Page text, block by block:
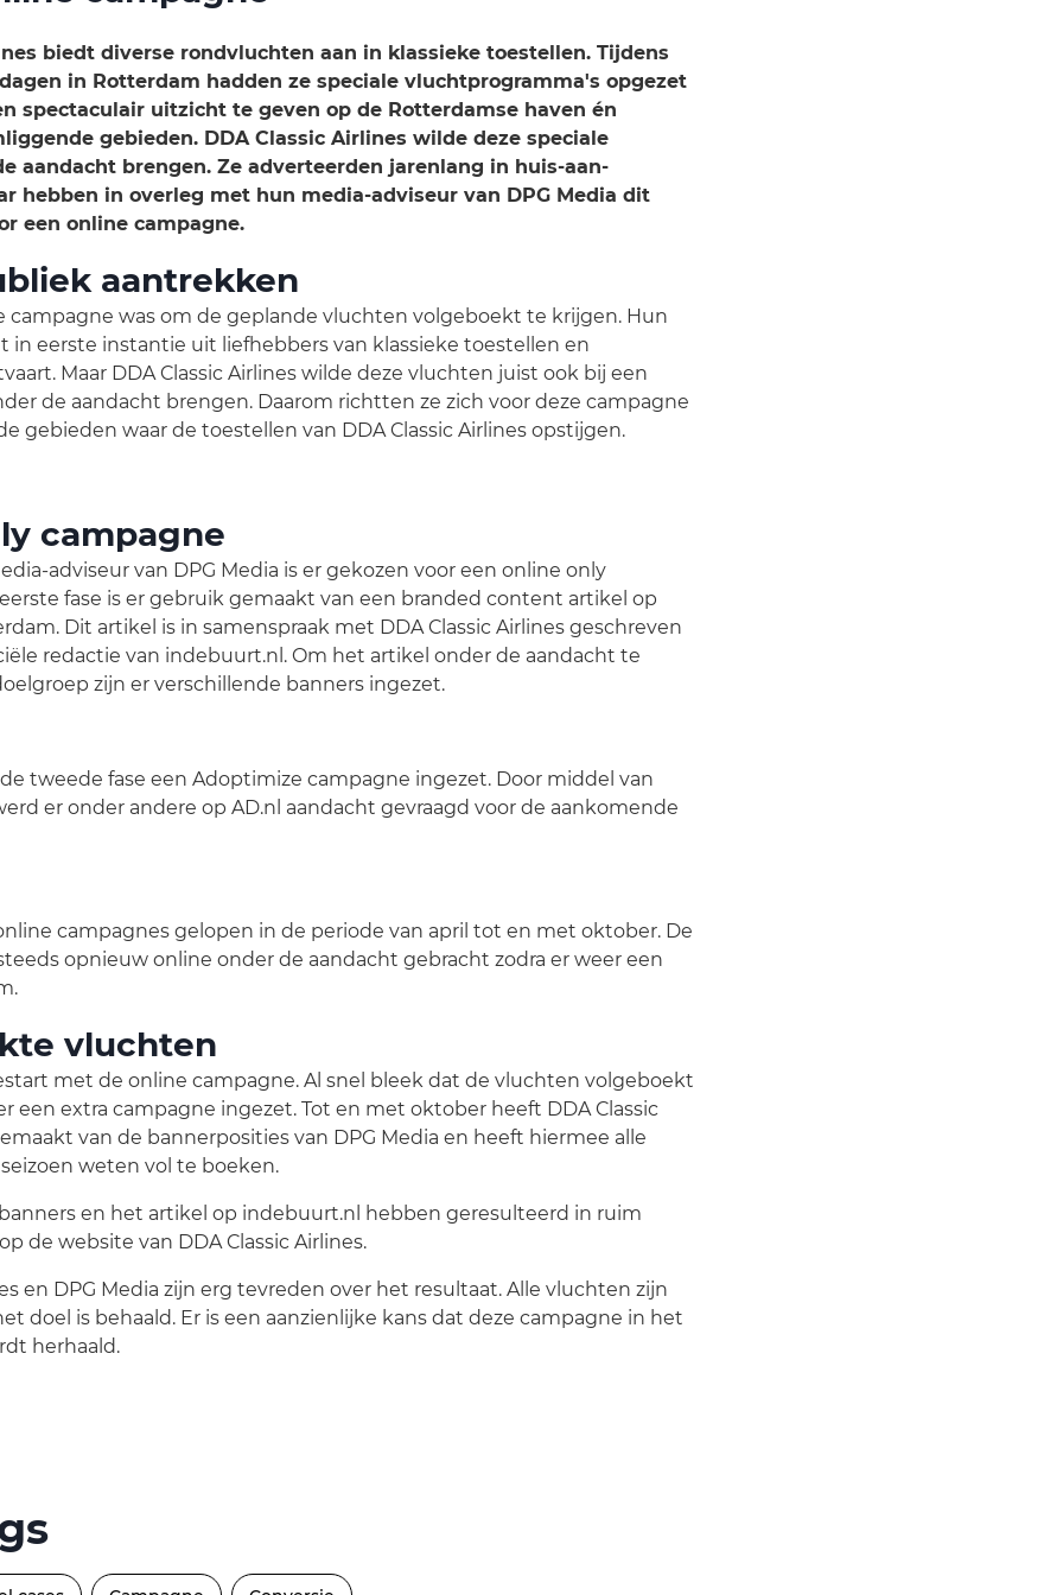
biedt diverse rondvluchten aan in klassieke toestellen. Tijdens
in Rotterdam hadden ze speciale vluchtprogramma's opgezet
spectaculair uitzicht te geven op de Rotterdamse haven én
gebieden. DDA Classic Airlines wilde deze speciale
aandacht brengen. Ze adverteerden jarenlang in huis-aan-
hebben in overleg met hun media-adviseur van DPG Media dit
een online campagne.
aantrekken
campagne was om de geplande vluchten volgeboekt te krijgen. Hun
in eerste instantie uit liefhebbers van klassieke toestellen en
Maar DDA Classic Airlines wilde deze vluchten juist ook bij een
de aandacht brengen. Daarom richtten ze zich voor deze campagne
gebieden waar de toestellen van DDA Classic Airlines opstijgen.
campagne
adviseur van DPG Media is er gekozen voor een online only
fase is er gebruik gemaakt van een branded content artikel op
Dit artikel is in samenspraak met DDA Classic Airlines geschreven
redactie van indebuurt.nl. Om het artikel onder de aandacht te
zijn er verschillende banners ingezet.
tweede fase een Adoptimize campagne ingezet. Door middel van
er onder andere op AD.nl aandacht gevraagd voor de aankomende
campagnes gelopen in de periode van april tot en met oktober. De
opnieuw online onder de aandacht gebracht zodra er weer een
vluchten
met de online campagne. Al snel bleek dat de vluchten volgeboekt
een extra campagne ingezet. Tot en met oktober heeft DDA Classic
van de bannerposities van DPG Media en heeft hiermee alle
weten vol te boeken.
en het artikel op indebuurt.nl hebben geresulteerd in ruim
de website van DDA Classic Airlines.
en DPG Media zijn erg tevreden over het resultaat. Alle vluchten zijn
doel is behaald. Er is een aanzienlijke kans dat deze campagne in het
herhaald.